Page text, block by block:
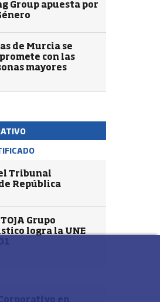
Group apuesta por
de Murcia se
con las
mayores
Tribunal
República
Grupo
logra la UNE